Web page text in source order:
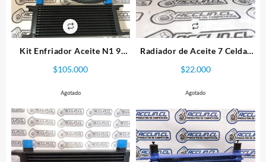
Kit Enfriador Aceite N1 9
$105.000
Agotado
Radiador de Aceite 7 Celdas
$22.000
Agotado